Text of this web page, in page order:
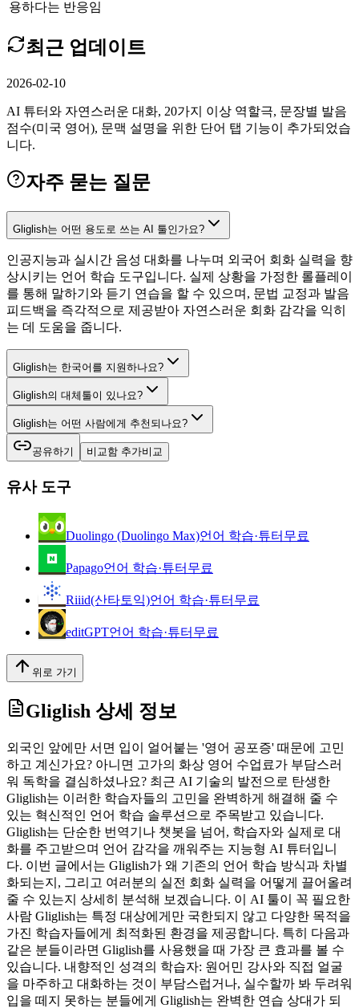
용하다는 반응임
최근 업데이트
2026-02-10
AI 튜터와 자연스러운 대화, 20가지 이상 역할극, 문장별 발음
점수(미국 영어), 문맥 설명을 위한 단어 탭 기능이 추가되었습
니다.
자주 묻는 질문
Gliglish는 어떤 용도로 쓰는 AI 툴인가요?
인공지능과 실시간 음성 대화를 나누며 외국어 회화 실력을 향
상시키는 언어 학습 도구입니다. 실제 상황을 가정한 롤플레이
를 통해 말하기와 듣기 연습을 할 수 있으며, 문법 교정과 발음
피드백을 즉각적으로 제공받아 자연스러운 회화 감각을 익히
는 데 도움을 줍니다.
Gliglish는 한국어를 지원하나요?
Gliglish의 대체툴이 있나요?
Gliglish는 어떤 사람에게 추천되나요?
공유하기 비교함 추가비교
유사 도구
Duolingo (Duolingo Max)언어 학습·튜터 무료
Papago언어 학습·튜터 무료
Riiid(산타토익)언어 학습·튜터 무료
editGPT언어 학습·튜터 무료
위로 가기
Gliglish 상세 정보
외국인 앞에만 서면 입이 얼어붙는 '영어 공포증' 때문에 고민
하고 계신가요? 아니면 고가의 화상 영어 수업료가 부담스러
워 독학을 결심하셨나요? 최근 AI 기술의 발전으로 탄생한
Gliglish는 이러한 학습자들의 고민을 완벽하게 해결해 줄 수
있는 혁신적인 언어 학습 솔루션으로 주목받고 있습니다.
Gliglish는 단순한 번역기나 챗봇을 넘어, 학습자와 실제로 대
화를 주고받으며 언어 감각을 깨워주는 지능형 AI 튜터입니
다. 이번 글에서는 Gliglish가 왜 기존의 언어 학습 방식과 차별
화되는지, 그리고 여러분의 실전 회화 실력을 어떻게 끌어올려
줄 수 있는지 상세히 분석해 보겠습니다. 이 AI 툴이 꼭 필요한
사람 Gliglish는 특정 대상에게만 국한되지 않고 다양한 목적을
가진 학습자들에게 최적화된 환경을 제공합니다. 특히 다음과
같은 분들이라면 Gliglish를 사용했을 때 가장 큰 효과를 볼 수
있습니다. 내향적인 성격의 학습자: 원어민 강사와 직접 얼굴
을 마주하고 대화하는 것이 부담스럽거나, 실수할까 봐 두려워
입을 떼지 못하는 분들에게 Gliglish는 완벽한 연습 상대가 되